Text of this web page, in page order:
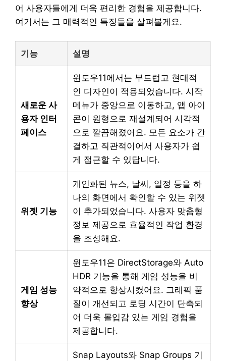
어 사용자들에게 더욱 편리한 경험을 제공합니다.
여기서는 그 매력적인 특징들을 살펴볼게요.
기능 설명
새로운 사
용자 인터
페이스
윈도우11에서는 부드럽고 현대적
인 디자인이 적용되었습니다. 시작
메뉴가 중앙으로 이동하고, 앱 아이
콘이 원형으로 재설계되어 시각적
으로 깔끔해졌어요. 모든 요소가 간
결하고 직관적이어서 사용자가 쉽
게 접근할 수 있답니다.
위젯 기능
개인화된 뉴스, 날씨, 일정 등을 하
나의 화면에서 확인할 수 있는 위젯
이 추가되었습니다. 사용자 맞춤형
정보 제공으로 효율적인 작업 환경
을 조성해요.
게임 성능
향상
윈도우11은 DirectStorage와 Auto
HDR 기능을 통해 게임 성능을 비
약적으로 향상시켰어요. 그래픽 품
질이 개선되고 로딩 시간이 단축되
어 더욱 몰입감 있는 게임 경험을
제공합니다.
Snap Layouts와 Snap Groups 기